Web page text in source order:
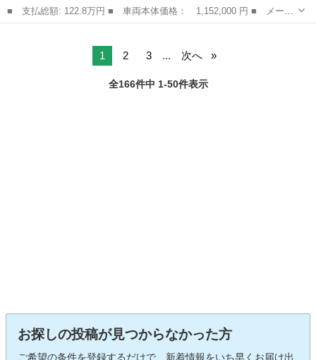
■ 支払総額: 122.8万円 ■ 車両本体価格： 1,152,000 円 ■ メーカ
ー名： 日産 ■ 車種名： デイズ ■ グレード名： ４ＷＤ Ｓ
1 2 3 ... 次へ
全166件中 1-50件表示
お探しの投稿が見つからなかった方
ご希望の条件を登録するだけで、新着情報をいち早くお届け出